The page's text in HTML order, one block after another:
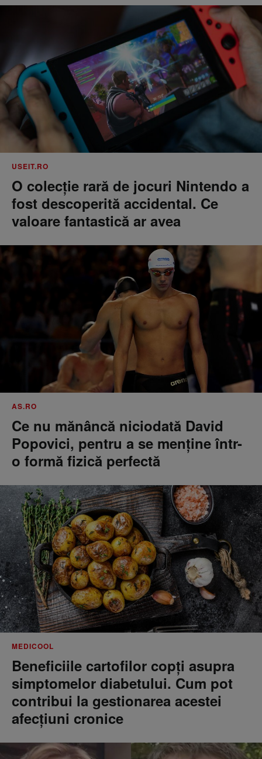
USEIT.RO
O colecție rară de jocuri Nintendo a
fost descoperită accidental. Ce
valoare fantastică ar avea
AS.RO
Ce nu mănâncă niciodată David
Popovici, pentru a se menţine într-
o formă fizică perfectă
MEDICOOL
Beneficiile cartofilor copți asupra
simptomelor diabetului. Cum pot
contribui la gestionarea acestei
afecțiuni cronice